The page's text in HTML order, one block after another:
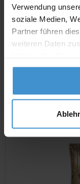
Verwendung
soziale Medien,
Partner führen
weiteren Daten
gesammelt haben.
Jelly Pack
Artikelnummer:
Zutaten: gemischte
ab 0,19 €